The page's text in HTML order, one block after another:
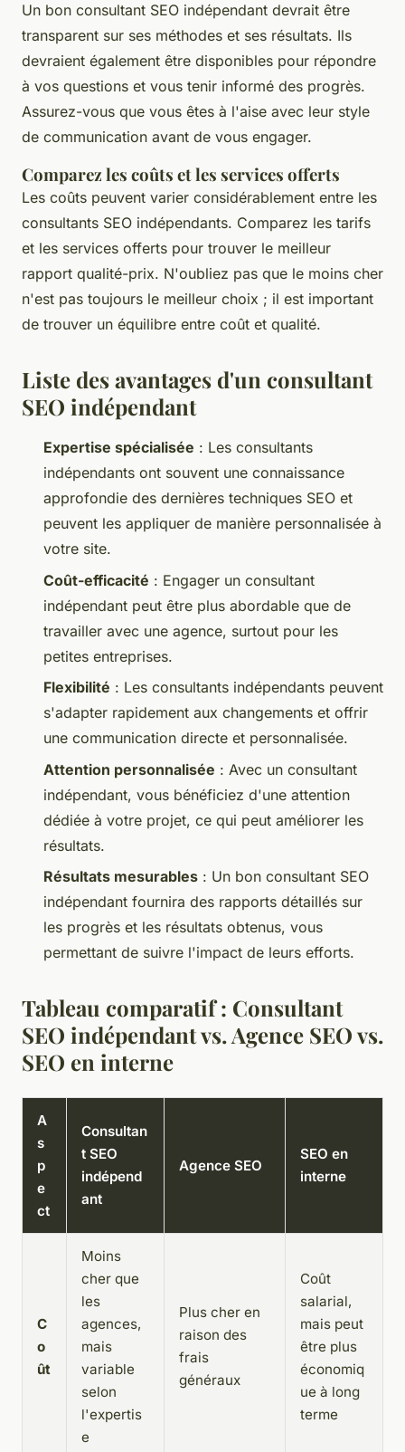
Un bon consultant SEO indépendant devrait être
transparent sur ses méthodes et ses résultats. Ils
devraient également être disponibles pour répondre
à vos questions et vous tenir informé des progrès.
Assurez-vous que vous êtes à l'aise avec leur style
de communication avant de vous engager.
Comparez les coûts et les services offerts
Les coûts peuvent varier considérablement entre les
consultants SEO indépendants. Comparez les tarifs
et les services offerts pour trouver le meilleur
rapport qualité-prix. N'oubliez pas que le moins cher
n'est pas toujours le meilleur choix ; il est important
de trouver un équilibre entre coût et qualité.
Liste des avantages d'un consultant
SEO indépendant
Expertise spécialisée : Les consultants
indépendants ont souvent une connaissance
approfondie des dernières techniques SEO et
peuvent les appliquer de manière personnalisée à
votre site.
Coût-efficacité : Engager un consultant
indépendant peut être plus abordable que de
travailler avec une agence, surtout pour les
petites entreprises.
Flexibilité : Les consultants indépendants peuvent
s'adapter rapidement aux changements et offrir
une communication directe et personnalisée.
Attention personnalisée : Avec un consultant
indépendant, vous bénéficiez d'une attention
dédiée à votre projet, ce qui peut améliorer les
résultats.
Résultats mesurables : Un bon consultant SEO
indépendant fournira des rapports détaillés sur
les progrès et les résultats obtenus, vous
permettant de suivre l'impact de leurs efforts.
Tableau comparatif : Consultant
SEO indépendant vs. Agence SEO vs.
SEO en interne
A
s
p
e
ct
Consultan
t SEO
indépend
ant
Agence SEO
SEO en
interne
C
o
ût
Moins
cher que
les
agences,
mais
variable
selon
l'expertis
e
Plus cher en
raison des
frais
généraux
Coût
salarial,
mais peut
être plus
économiq
ue à long
terme